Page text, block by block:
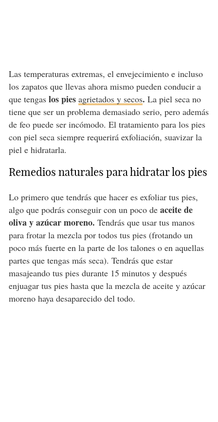
Las temperaturas extremas, el envejecimiento e incluso
los zapatos que llevas ahora mismo pueden conducir a
que tengas los pies agrietados y secos. La piel seca no
tiene que ser un problema demasiado serio, pero además
de feo puede ser incómodo. El tratamiento para los pies
con piel seca siempre requerirá exfoliación, suavizar la
piel e hidratarla.
Remedios naturales para hidratar los pies
Lo primero que tendrás que hacer es exfoliar tus pies,
algo que podrás conseguir con un poco de aceite de
oliva y azúcar moreno. Tendrás que usar tus manos
para frotar la mezcla por todos tus pies (frotando un
poco más fuerte en la parte de los talones o en aquellas
partes que tengas más seca). Tendrás que estar
masajeando tus pies durante 15 minutos y después
enjuagar tus pies hasta que la mezcla de aceite y azúcar
moreno haya desaparecido del todo.